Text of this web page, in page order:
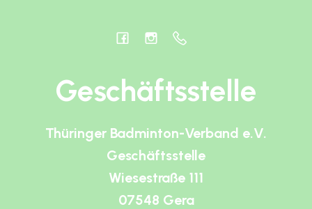
Geschäftsstelle
Thüringer Badminton-Verband e.V.
Geschäftsstelle
Wiesestraße 111
07548 Gera